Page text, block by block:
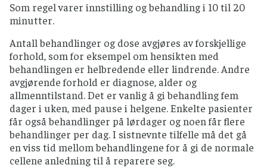
Som regel varer innstilling og behandling i 10 til 20
minutter.
Antall behandlinger og dose avgjøres av forskjellige
forhold, som for eksempel om hensikten med
behandlingen er helbredende eller lindrende. Andre
avgjørende forhold er diagnose, alder og
allmenntilstand. Det er vanlig å gi behandling fem
dager i uken, med pause i helgene. Enkelte pasienter
får også behandlinger på lørdager og noen får flere
behandlinger per dag. I sistnevnte tilfelle må det gå
en viss tid mellom behandlingene for å gi de normale
cellene anledning til å reparere seg.